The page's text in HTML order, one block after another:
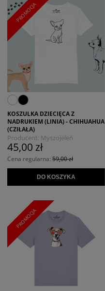
KOSZULKA DZIECIĘCA Z
NADRUKIEM (LINIA) - CHIHUAHUA
(CZIŁAŁA)
Producent: Myszojeleń
45,00 zł
Cena regularna: 59,00 zł
DO KOSZYKA
PROMOCJA
PROMOCJA